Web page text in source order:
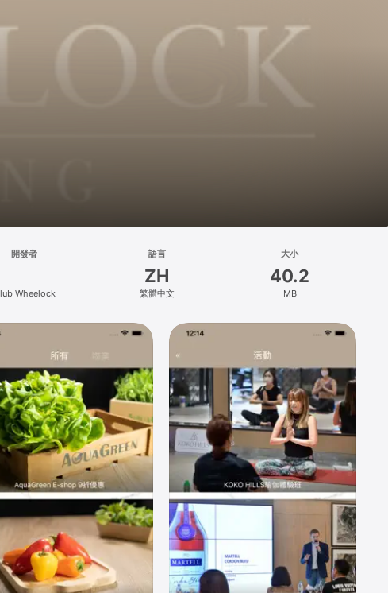
開發者
Wheelock
語言
ZH
繁體中文
大小
40.2
MB